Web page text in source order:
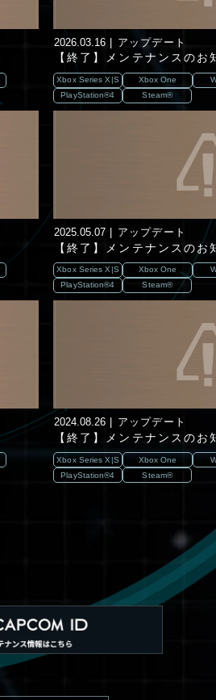
2026.03.16 アップデート
【終了】メンテナンスのお
Xbox Series X|S Xbox One
PlayStation®4
Steam®
2025.05.07 アップデート
【終了】メンテナンスのお
Xbox Series X|S Xbox One
PlayStation®4
Steam®
2024.08.26 アップデート
【終了】メンテナンスのお
Xbox Series X|S Xbox One
PlayStation®4
Steam®